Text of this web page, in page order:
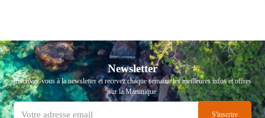
Newsletter
Inscrivez-vous à la newsletter et recevez chaque semaine les meilleures infos et offres
sur la Martinique